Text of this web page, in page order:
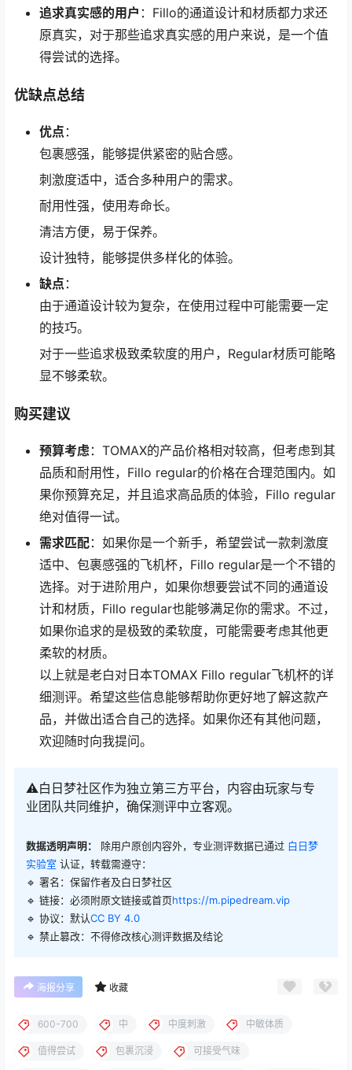
追求真实感的用户 ：Fillo的通道设计和材质都力求还
原真实，对于那些追求真实感的用户来说，是一个值
得尝试的选择。
优缺点总结
优点 ：
包裹感强，能够提供紧密的贴合感。
刺激度适中，适合多种用户的需求。
耐用性强，使用寿命长。
清洁方便，易于保养。
设计独特，能够提供多样化的体验。
缺点 ：
由于通道设计较为复杂，在使用过程中可能需要一定
的技巧。
对于一些追求极致柔软度的用户，Regular材质可能略
显不够柔软。
购买建议
预算考虑：TOMAX的产品价格相对较高，但考虑到其
品质和耐用性，Fillo regular的价格在合理范围内。如
果你预算充足，并且追求高品质的体验，Fillo regular
绝对值得一试。
需求匹配：如果你是一个新手，希望尝试一款刺激度
适中、包裹感强的飞机杯，Fillo regular是一个不错的
选择。对于进阶用户，如果你想要尝试不同的通道设
计和材质，Fillo regular也能够满足你的需求。不过，
如果你追求的是极致的柔软度，可能需要考虑其他更
柔软的材质。
以上就是老白对日本TOMAX Fillo regular飞机杯的详
细测评。希望这些信息能够帮助你更好地了解这款产
品，并做出适合自己的选择。如果你还有其他问题，
欢迎随时向我提问。
⚠️白日梦社区作为独立第三方平台，内容由玩家与专
业团队共同维护，确保测评中立客观。
数据透明声明： 除用户原创内容外，专业测评数据已通过 白日梦
实验室 认证，转载需遵守：
🔹 署名：保留作者及白日梦社区
🔹 链接：必须附原文链接或首页https://m.pipedream.vip
🔹 协议：默认CC BY 4.0
🔹 禁止篡改：不得修改核心测评数据及结论
海报分享 收藏
600-700 中 中度刺激 中敏体质
值得尝试 包裹沉浸 可接受气味